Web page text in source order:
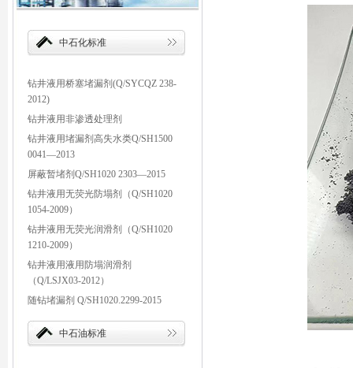
中石化标准
钻井液用桥塞堵漏剂(Q/SYCQZ 238-
2012)
钻井液用非渗透处理剂
钻井液用堵漏剂高失水类Q/SH1500
0041—2013
屏蔽暂堵剂Q/SH1020 2303—2015
钻井液用无荧光防塌剂（Q/SH1020
1054-2009）
钻井液用无荧光润滑剂（Q/SH1020
1210-2009）
钻井液用液用防塌润滑剂
（Q/LSJX03-2012）
随钻堵漏剂 Q/SH1020.2299-2015
中石油标准